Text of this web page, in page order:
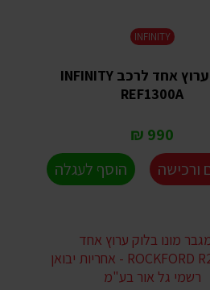
INFINITY
מגבר ערוץ אחד לרכב INFINITY
REF1300A
990 ₪
ורכישה
הוסף לעגלה